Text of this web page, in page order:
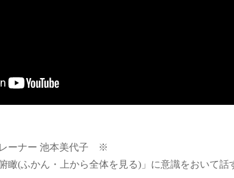
ーナー 池本美代子 ※
瞰(ふかん・上から全体を見る)」に意識をおいて話